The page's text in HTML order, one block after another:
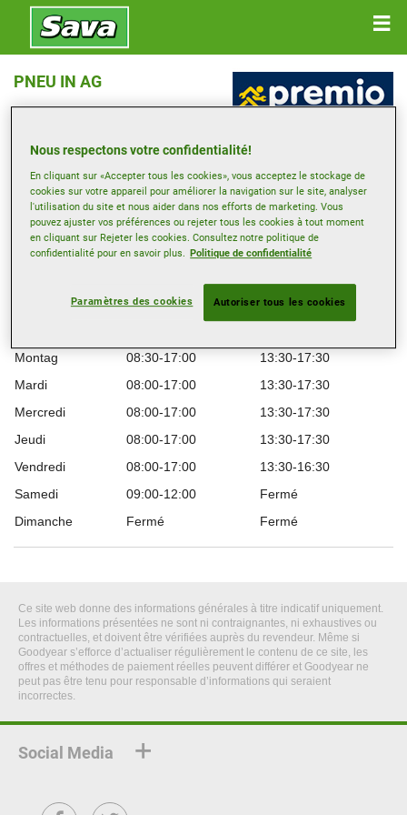
PNEU IN AG
SIMMENFLUHSTRASSE 7 , 3752 WIMMIS
Ouvrir directions
Voir numéro de téléphone
Site web revendeur
Montag 08:30-17:00
13:30-17:30
Mardi
08:00-17:00
13:30-17:30
Mercredi
08:00-17:00
13:30-17:30
Jeudi
08:00-17:00
13:30-17:30
Vendredi
08:00-17:00
13:30-16:30
Samedi
09:00-12:00
Fermé
Dimanche
Fermé Fermé
Ce site web donne des informations générales à titre indicatif uniquement.
Les informations présentées ne sont ni contraignantes, ni exhaustives ou
contractuelles, et doivent être vérifiées auprès du revendeur. Même si
Goodyear s’efforce d’actualiser régulièrement le contenu de ce site, les
offres et méthodes de paiement réelles peuvent différer et Goodyear ne
peut pas être tenu pour responsable d’informations qui seraient
incorrectes.
Social Media
Nous respectons votre confidentialité!
En cliquant sur «Accepter tous les cookies», vous acceptez le stockage de
cookies sur votre appareil pour améliorer la navigation sur le site, analyser
l'utilisation du site et nous aider dans nos efforts de marketing. Vous
pouvez ajuster vos préférences ou rejeter tous les cookies à tout moment
en cliquant sur Rejeter les cookies. Consultez notre politique de
confidentialité pour en savoir plus. Politique de confidentialité
Paramètres des cookies Autoriser tous les cookies